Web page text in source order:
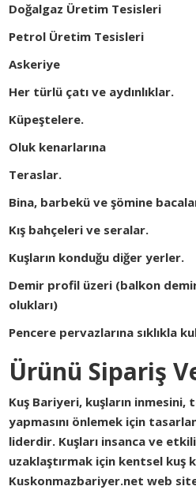
Doğalgaz Üretim Tesisleri
Petrol Üretim Tesisleri
Askeriye
Her türlü çatı ve aydınlıklar.
Küpeştelere.
Oluk kenarlarına
Teraslar.
Bina, barbekü ve şömine
Kış bahçeleri ve seralar.
Kuşların konduğu diğer yerler.
Demir profil üzeri (balkon
olukları)
Pencere pervazlarına sıklıkla
Ürünü Sipariş
Kuş Bariyeri, kuşların inmesini,
yapmasını önlemek için
liderdir. Kuşları insanca ve
uzaklaştırmak için kentsel kuş
Kuskonmazbariyer.net web